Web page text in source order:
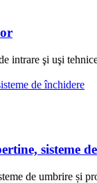
şi uşi
sisteme
de umbrire și